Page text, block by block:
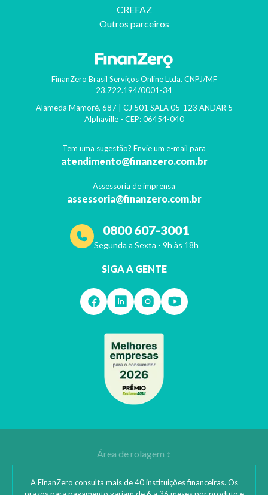
CREFAZ
Outros parceiros
FinanZero Brasil Serviços Online Ltda. CNPJ/MF
23.722.194/0001-34
Alameda Mamoré, 687 | CJ 501 SALA 05-123 ANDAR 5
Alphaville- CEP: 06454-040
Tem uma sugestão? Envie um e-mail para
atendimento@finanzero.com.br
Assessoria de imprensa
assessoria@finanzero.com.br
0800 607-3001
Segunda a Sexta - 9h às 18h
SIGA A GENTE
A FinanZero consulta mais de 40 instituições financeiras. Os